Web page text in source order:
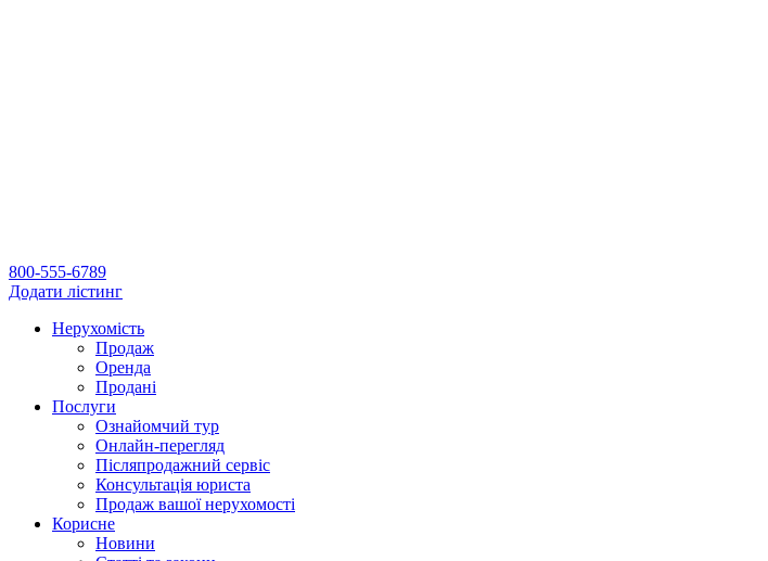
800-555-6789
Додати лістинг
Нерухомість
Продаж
Оренда
Продані
Послуги
Ознайомчий тур
Онлайн-перегляд
Післяпродажний сервіс
Консультація юриста
Продаж вашої нерухомості
Корисне
Новини